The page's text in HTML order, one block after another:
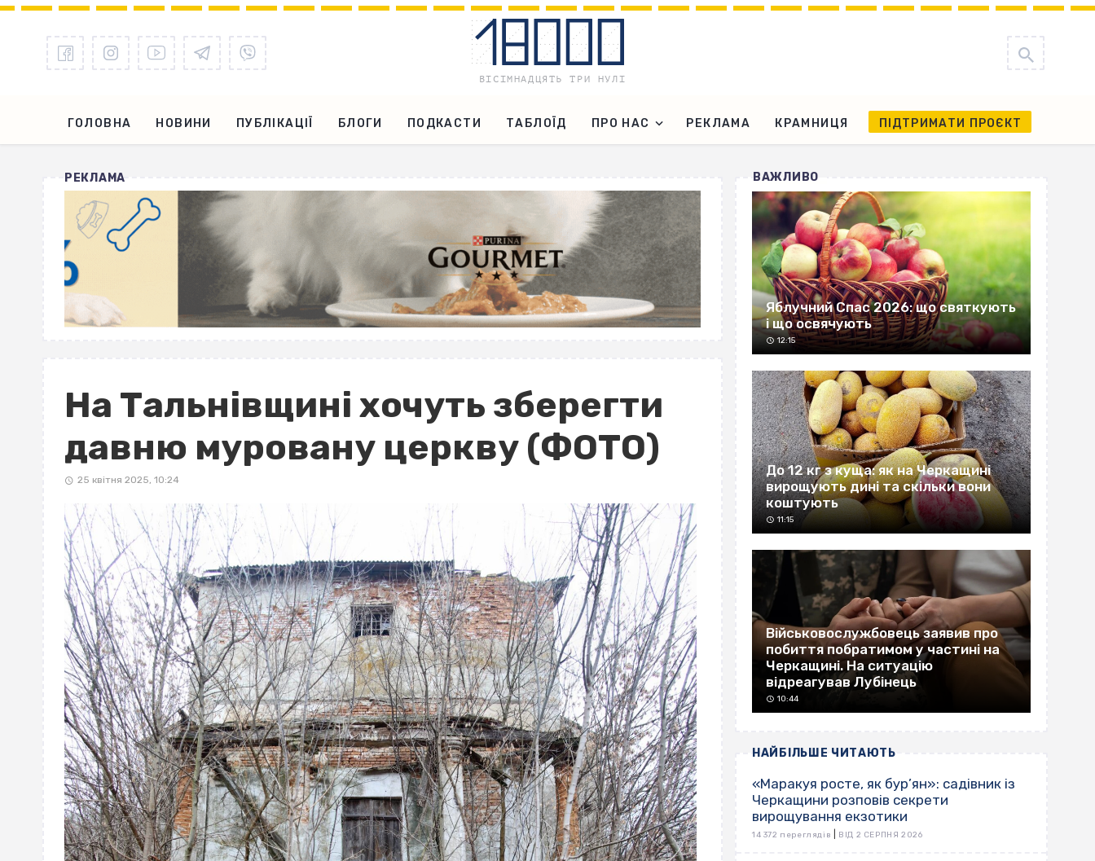
ГОЛОВНА НОВИНИ ПУБЛІКАЦІЇ БЛОГИ ПОДКАСТИ ТАБЛОЇД ПРО НАС РЕКЛАМА КРАМНИЦЯ ПІДТРИМАТИ ПРОЄКТ
РЕКЛАМА
На Тальнівщині хочуть зберегти
давню муровану церкву (ФОТО)
25 квітня 2025, 10:24
ВАЖЛИВО
Яблучний Спас 2026: що святкують
і що освячують
12:15
До 12 кг з куща: як на Черкащині
вирощують дині та скільки вони
коштують
11:15
Військовослужбовець заявив про
побиття побратимом у частині на
Черкащині. На ситуацію
відреагував Лубінець
10:44
НАЙБІЛЬШЕ ЧИТАЮТЬ
«Маракуя росте, як бур’ян»: садівник із
Черкащини розповів секрети
вирощування екзотики
14 372 переглядів ВІД 2 СЕРПНЯ 2026